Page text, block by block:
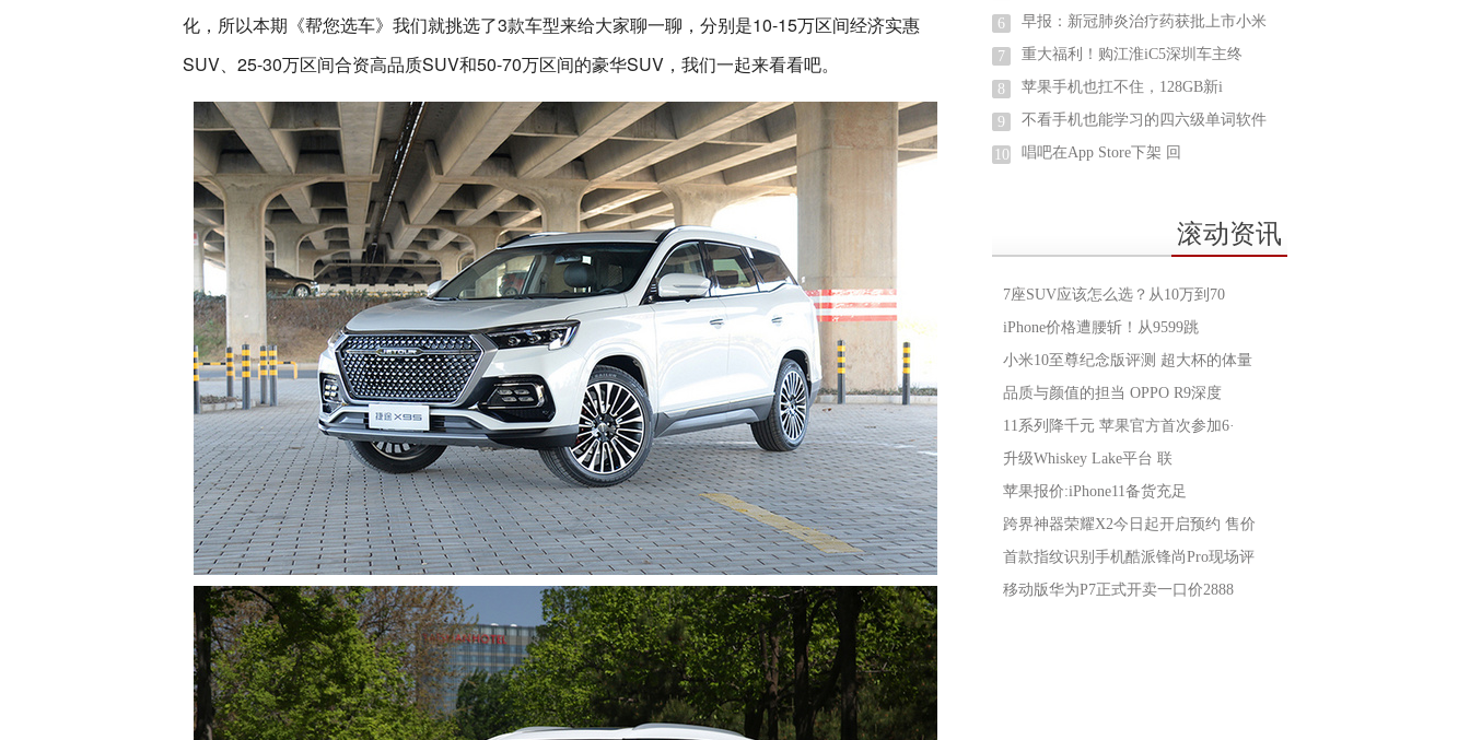
化，所以本期《帮您选车》我们就挑选了3款车型来给大家聊一聊，分别是10-15万区间经济实惠
SUV、25-30万区间合资高品质SUV和50-70万区间的豪华SUV，我们一起来看看吧。
6 早报：新冠肺炎治疗药获批上市小米
7 重大福利！购江淮iC5深圳车主终
8 苹果手机也扛不住，128GB新i
9 不看手机也能学习的四六级单词软件
10 唱吧在App Store下架 回
滚动资讯
7座SUV应该怎么选？从10万到70
iPhone价格遭腰斩！从9599跳
小米10至尊纪念版评测 超大杯的体量
品质与颜值的担当 OPPO R9深度
11系列降千元 苹果官方首次参加6·
升级Whiskey Lake平台 联
苹果报价:iPhone11备货充足
跨界神器荣耀X2今日起开启预约 售价
首款指纹识别手机酷派锋尚Pro现场评
移动版华为P7正式开卖一口价2888